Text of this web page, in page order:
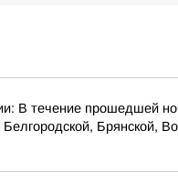
В течение прошедшей
Брянской,